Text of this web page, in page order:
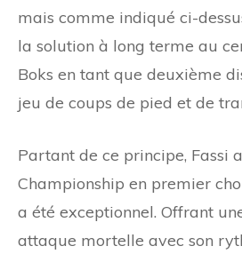
mais comme indiqué ci-
la solution à long terme au
Boks en tant que deuxième
jeu de coups de pied et de
Partant de ce principe, Fassi
Championship en premier
a été exceptionnel. Offrant
attaque mortelle avec son